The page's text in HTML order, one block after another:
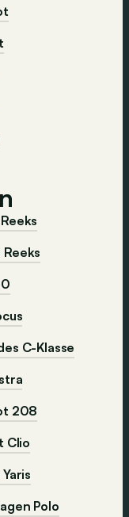
Reeks
C-Klasse
208
Clio
Polo